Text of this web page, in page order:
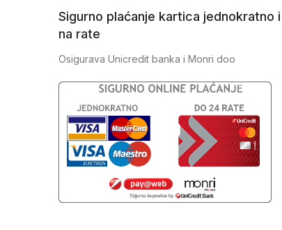
Sigurno plaćanje kartica jednokratno i
na rate
Osigurava Unicredit banka i Monri doo